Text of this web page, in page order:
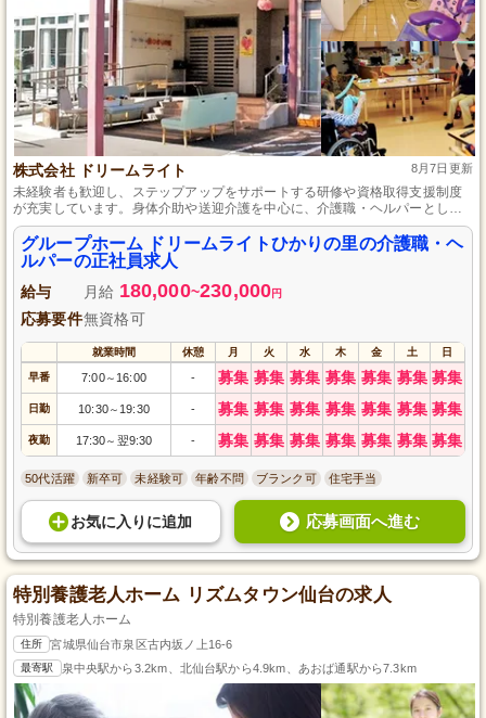
株式会社 ドリームライト 8月7日更新
未経験者も歓迎し、ステップアップをサポートする研修や資格取得支援制度
が充実しています。身体介助や送迎介護を中心に、介護職・ヘルパーとして
やりがいを感じながら働けます。宮城県にある当施設で、メリハリをつけつ
つ一緒に働いてみませんか。
グループホーム ドリームライトひかりの里の介護職・ヘ
ルパーの正社員求人
給与 月給 180,000~230,000円
応募要件無資格可
就業時間 休憩 月 火 水 木 金 土 日
早番 7:00～ 16:00 - 募集 募集 募集 募集 募集 募集 募集
日勤 10:30～ 19:30 - 募集 募集 募集 募集 募集 募集 募集
夜勤 17:30～ 翌9:30 - 募集 募集 募集 募集 募集 募集 募集
50代活躍 新卒可 未経験可 年齢不問 ブランク可 住宅手当
お気に入り に追加 応募画面へ進む
特別養護老人ホーム リズムタウン仙台の求人
特別養護老人ホーム
住所 宮城県仙台市泉区古内坂ノ上16-6
最寄駅 泉中央駅から3.2km、北仙台駅から4.9km、あおば通駅から7.3km